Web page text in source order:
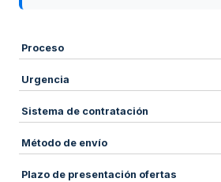
Proceso
Urgencia
Sistema de contratación
Método de envío
Plazo de presentación ofertas